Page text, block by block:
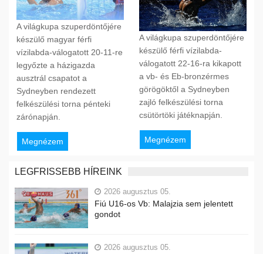
A világkupa szuperdöntőjére
készülő magyar férfi
vízilabda-válogatott 20-11-re
legyőzte a házigazda
ausztrál csapatot a
Sydneyben rendezett
felkészülési torna pénteki
zárónapján.
Megnézem
A világkupa szuperdöntőjére
készülő férfi vízilabda-
válogatott 22-16-ra kikapott
a vb- és Eb-bronzérmes
görögöktől a Sydneyben
zajló felkészülési torna
csütörtöki játéknapján.
Megnézem
LEGFRISSEBB HÍREINK
2026 augusztus 05.
Fiú U16-os Vb: Malajzia sem jelentett
gondot
2026 augusztus 05.